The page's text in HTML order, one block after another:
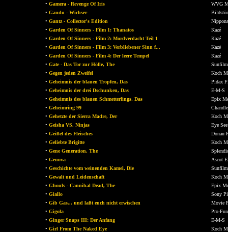
• Gamera - Revenge Of Iris
WVG
• Gandu - Wichser
• Gantz - Collector's Edition
• Garden Of Sinners - Film 1: Thanatos
Kazé
• Garden Of Sinners - Film 2: Mordverdacht Teil 1
Kazé
• Garden Of Sinners - Film 3: Verbliebener Sinn f...
Kazé
• Garden Of Sinners - Film 4: Der leere Tempel
Kazé
• Gate - Das Tor zur Hölle, The
Sunfilm
• Gegen jeden Zweifel
Koch
• Geheimnis der blauen Tropfen, Das
Pidax
• Geheimnis der drei Dschunken, Das
E-M-S
• Geheimnis des blauen Schmetterlings, Das
Epix
• Geheimring 99
• Gehetzte der Sierra Madre, Der
Koch
• Geisha VS. Ninjas
Eye
• Geißel des Fleisches
Donau
• Geliebte Brigitte
Koch
• Gene Generation, The
• Genova
Ascot
• Geschichte vom weinenden Kamel, Die
Sunfilm
• Gewalt und Leidenschaft
Koch
• Ghouls - Cannibal Dead, The
Epix
• Giallo
Sony
• Gib Gas... und laßt euch nicht erwischen
Movie
• Gigola
Pro-
• Ginger Snaps III: Der Anfang
E-M-S
• Girl From The Naked Eye
Koch